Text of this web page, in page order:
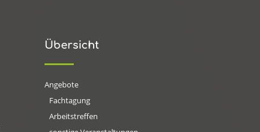
Übersicht
Angebote
Fachtagung
Arbeitstreffen